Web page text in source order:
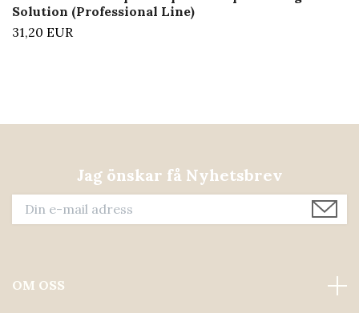
Solution (Professional Line)
31,20 EUR
Jag önskar få Nyhetsbrev
OM OSS